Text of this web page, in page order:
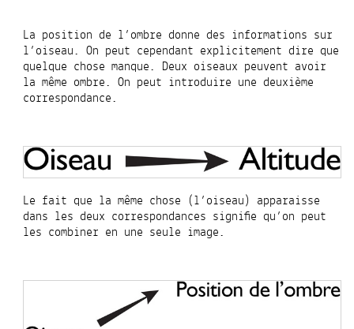
La position de l’ombre donne des informations sur
l’oiseau. On peut cependant explicitement dire que
quelque chose manque. Deux oiseaux peuvent avoir
la même ombre. On peut introduire une deuxième
correspondance.
Le fait que la même chose (l’oiseau) apparaisse
dans les deux correspondances signifie qu’on peut
les combiner en une seule image.